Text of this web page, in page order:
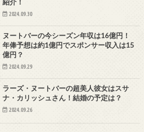
2024.09.30
ヌートバーの今シーズン年収は16億円！
年俸予想は約1億円でスポンサー収入は15
億円？
2024.09.29
ラーズ・ヌートバーの超美人彼女はスサ
ナ・カリッシュさん！結婚の予定は？
2024.09.26